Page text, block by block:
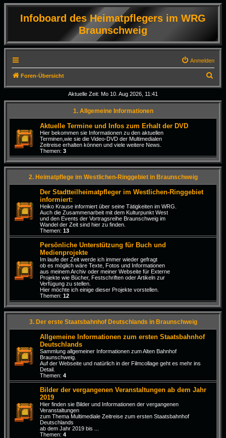
Infoboard des Heimatpflegers im WRG
Braunschweig
Anmelden
Foren-Übersicht
u
c
Aktuelle Zeit: Mo 10. Aug 2026, 11:41
1. Allgemeine Informationen
Aktuelle Termine und Infos zum Erhalt der DVD
Hier bekommen sie Informationen zu den aktuellen
Terminen,wie sie die Video-DVD der Multimedialen
Zeitreise erhalten können und viele weitere News.
Themen: 3
2. Heimatpflege im Westlichen-Ringgebiet in Braunschweig
Der Stadtteilheimatpfleger im Westlichen-Ringgebiet
informiert:
Heiko Krause informiert über seine Tätigkeiten im WRG.
Auch die Zusammenarbeit mit dem Kulturpunkt West
und den Events der Vortragsreihe Braunschweig im
Wandel der Zeit sind hier zu finden.
Themen: 13
Persönliche Unterstützung für Buch und
Medienprojekte
Im laufe der Zeit werde ich immer wieder gefragt
ob es möglich wäre Texte, Fotos und Informationen
aus meinem Archiv oder meiner Webseite für Externe
Projekte wie Bücher, Festschriften oder Artikeln zur
Verfügung zu stellen.
Hier möchte ich einige dieser Projekte vorstellen.
Themen: 12
3. Der erste Staatsbahnhof Deutschlands in Braunschweig
Allgemeine Informationen zum ersten Staatsbahnhof
Deutschlands
Sammlung allgemeiner Informationen zum Alten Bahnhof
Braunschweig.
Auf der Webseite und natürlich in der Filmcollage geht es mehr ins
Detail.
Themen: 4
Bilder der vergangenen Veranstaltungen ab dem Jahr
2019
Hier finden sie Bilder und Informationen der vergangenen
Veranstaltungen
zum Thema Multimediale Zeitreise zum ersten Staatsbahnhof
Deutschlands
ab dem Jahr 2019 bis ...
Themen: 4